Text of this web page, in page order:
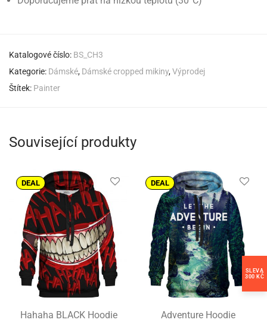
Katalogové číslo: BS_CH3
Kategorie: Dámské, Dámské cropped mikiny,Výprodej
Štítek: Painter
Související produkty
DEAL
Hahaha BLACK Hoodie
DEAL
Adventure Hoodie
SLEVA
300 KČ